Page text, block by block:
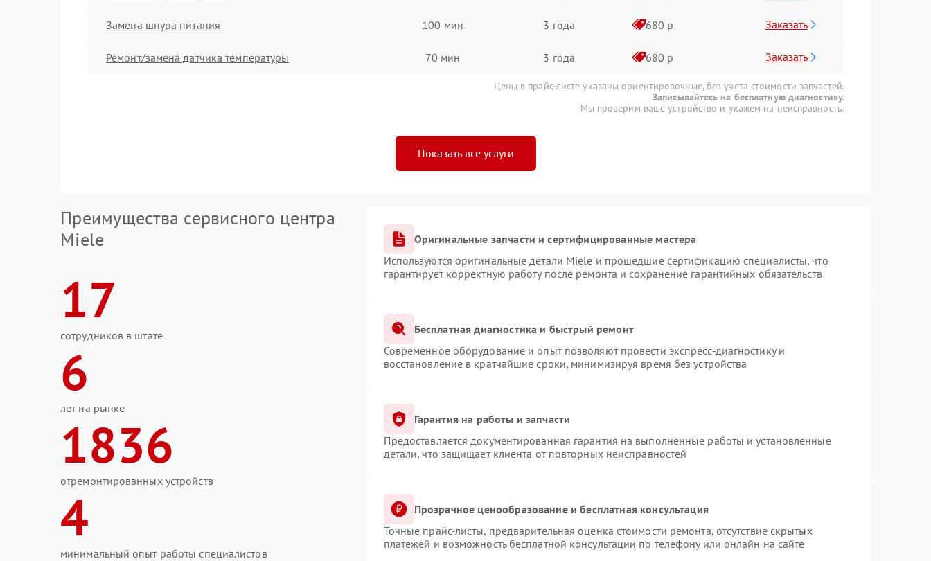
Замена шнура питания 100 мин 3 года 680 р Заказать
Ремонт/замена датчика температуры 70 мин 3 года 680 р Заказать
Цены в прайс-листе указаны ориентировочные, без учета стоимости запчастей.
Записывайтесь на бесплатную диагностику.
Мы проверим ваше устройство и укажем на неисправность.
Показать все услуги
Преимущества сервисного центра
Miele
17
сотрудников в штате
6
лет на рынке
1836
отремонтированных устройств
4
минимальный опыт работы специалистов
Оригинальные запчасти и сертифицированные мастера
Используются оригинальные детали Miele и прошедшие сертификацию специалисты, что
гарантирует корректную работу после ремонта и сохранение гарантийных обязательств
Бесплатная диагностика и быстрый ремонт
Современное оборудование и опыт позволяют провести экспресс-диагностику и
восстановление в кратчайшие сроки, минимизируя время без устройства
Гарантия на работы и запчасти
Предоставляется документированная гарантия на выполненные работы и установленные
детали, что защищает клиента от повторных неисправностей
Прозрачное ценообразование и бесплатная консультация
Точные прайс-листы, предварительная оценка стоимости ремонта, отсутствие скрытых
платежей и возможность бесплатной консультации по телефону или онлайн на сайте